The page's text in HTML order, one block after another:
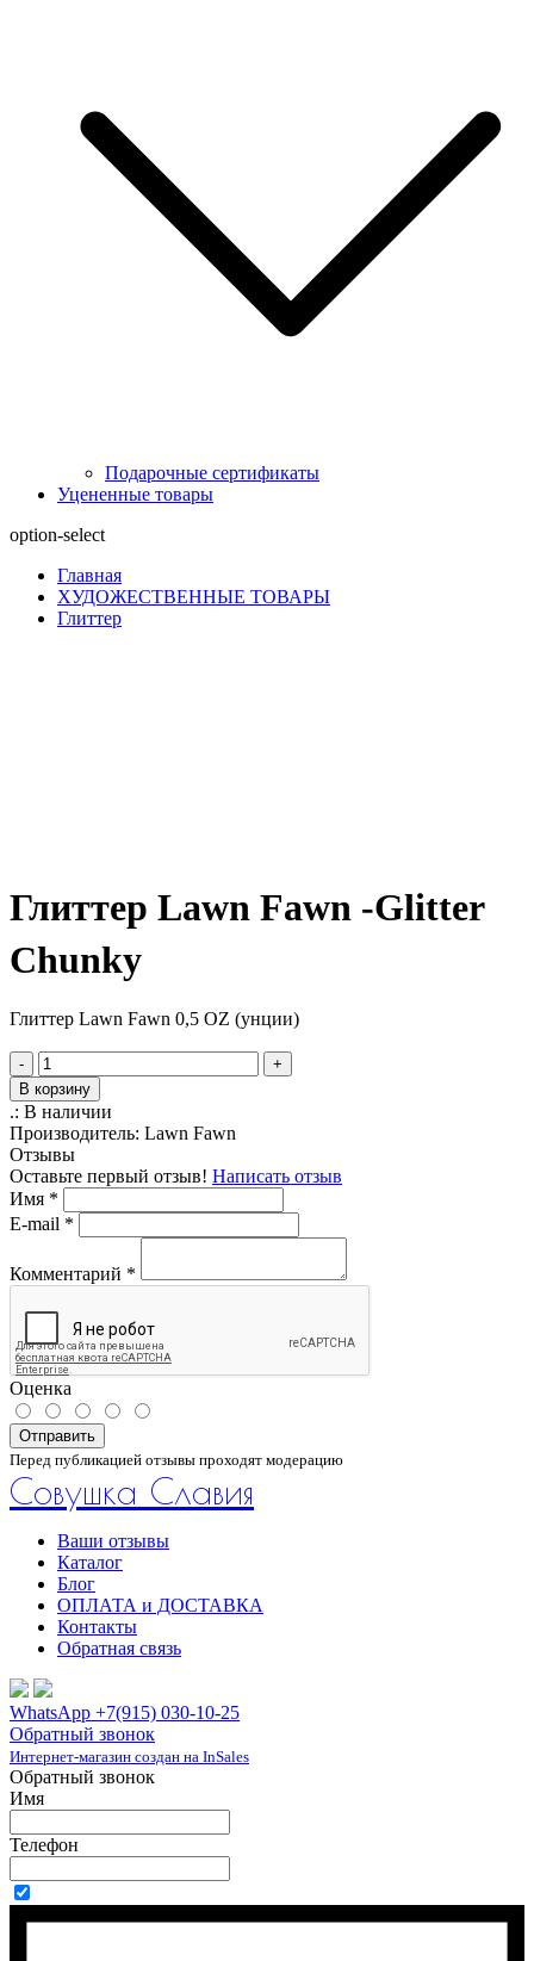
Подарочные сертификаты
Уцененные товары
option-select
Главная
ХУДОЖЕСТВЕННЫЕ ТОВАРЫ
Глиттер
Глиттер Lawn Fawn -Glitter
Chunky
Глиттер Lawn Fawn 0,5 OZ (унции)
-
+
В корзину
.: В наличии
Производитель: Lawn Fawn
Отзывы
Оставьте первый отзыв! Написать отзыв
Имя *
E-mail *
Комментарий *
Оценка
Отправить
Перед публикацией отзывы проходят модерацию
Совушка Славия
Ваши отзывы
Каталог
Блог
ОПЛАТА и ДОСТАВКА
Контакты
Обратная связь
WhatsApp +7(915) 030-10-25
Обратный звонок
Интернет-магазин создан на InSales
Обратный звонок
Имя
Телефон